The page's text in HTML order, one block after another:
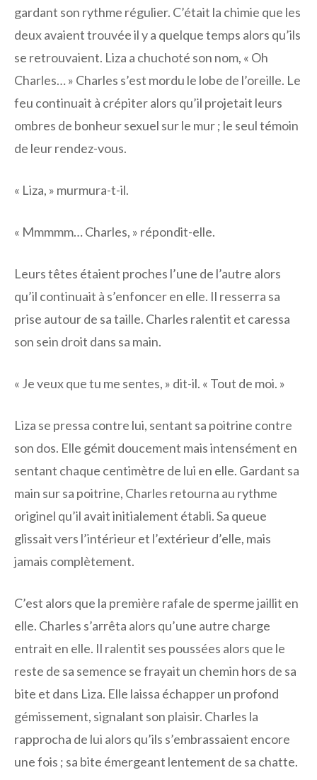
gardant son rythme régulier. C’était la chimie que les
deux avaient trouvée il y a quelque temps alors qu’ils
se retrouvaient. Liza a chuchoté son nom, « Oh
Charles… » Charles s’est mordu le lobe de l’oreille. Le
feu continuait à crépiter alors qu’il projetait leurs
ombres de bonheur sexuel sur le mur ; le seul témoin
de leur rendez-vous.
« Liza, » murmura-t-il.
« Mmmmm… Charles, » répondit-elle.
Leurs têtes étaient proches l’une de l’autre alors
qu’il continuait à s’enfoncer en elle. Il resserra sa
prise autour de sa taille. Charles ralentit et caressa
son sein droit dans sa main.
« Je veux que tu me sentes, » dit-il. « Tout de moi. »
Liza se pressa contre lui, sentant sa poitrine contre
son dos. Elle gémit doucement mais intensément en
sentant chaque centimètre de lui en elle. Gardant sa
main sur sa poitrine, Charles retourna au rythme
originel qu’il avait initialement établi. Sa queue
glissait vers l’intérieur et l’extérieur d’elle, mais
jamais complètement.
C’est alors que la première rafale de sperme jaillit en
elle. Charles s’arrêta alors qu’une autre charge
entrait en elle. Il ralentit ses poussées alors que le
reste de sa semence se frayait un chemin hors de sa
bite et dans Liza. Elle laissa échapper un profond
gémissement, signalant son plaisir. Charles la
rapprocha de lui alors qu’ils s’embrassaient encore
une fois ; sa bite émergeant lentement de sa chatte.